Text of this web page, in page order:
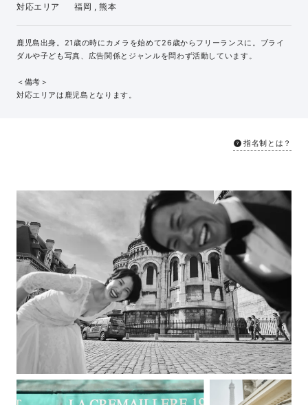
対応エリア
福岡 , 熊本
鹿児島出身。21歳の時にカメラを始めて26歳からフリーランスに。ブライ
ダルや子ども写真、広告関係とジャンルを問わず活動しています。
＜備考＞
対応エリアは鹿児島となります。
指名制とは？